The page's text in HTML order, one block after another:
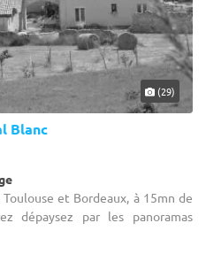
(29)
Blanc
et Bordeaux, à 15mn de
dépaysez par les panoramas